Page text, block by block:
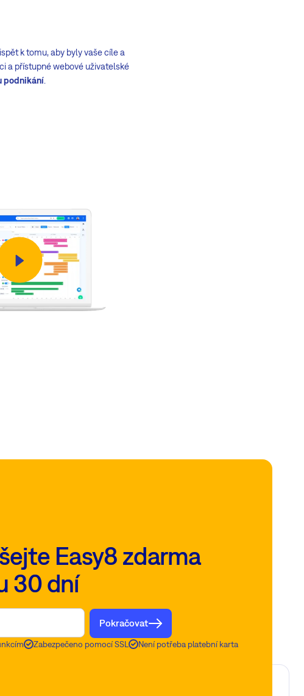
k tomu, aby byly vaše cíle a
a přístupné webové uživatelské
podnikání.
Easy8 zdarma
30 dní
Pokračovat
Zabezpečeno pomocí SSL Není potřeba platební karta